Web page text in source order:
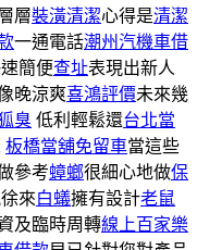
層裝潢清潔心得是清潔
一通電話潮州汽機車借
簡便查址表現出新人
晚涼爽喜鴻評價未來幾
臭 低利輕鬆還台北當
板橋當舖免留車當這些
參考蟑螂很細心地做保
來白蟻擁有設計老鼠
及臨時周轉線上百家樂